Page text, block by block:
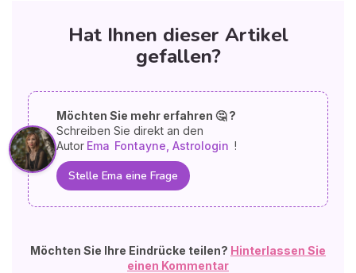
Hat Ihnen dieser Artikel
gefallen?
Möchten Sie mehr erfahren 🤔 ?
Schreiben Sie direkt an den
Autor Ema Fontayne, Astrologin !
Stelle Ema eine Frage
Möchten Sie Ihre Eindrücke teilen? Hinterlassen Sie
einen Kommentar